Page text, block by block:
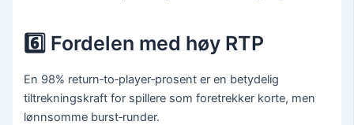
6️⃣ Fordelen med høy RTP
En 98% return‑to‑player‑prosent er en betydelig
tiltrekningskraft for spillere som foretrekker korte, men
lønnsomme burst‑runder.